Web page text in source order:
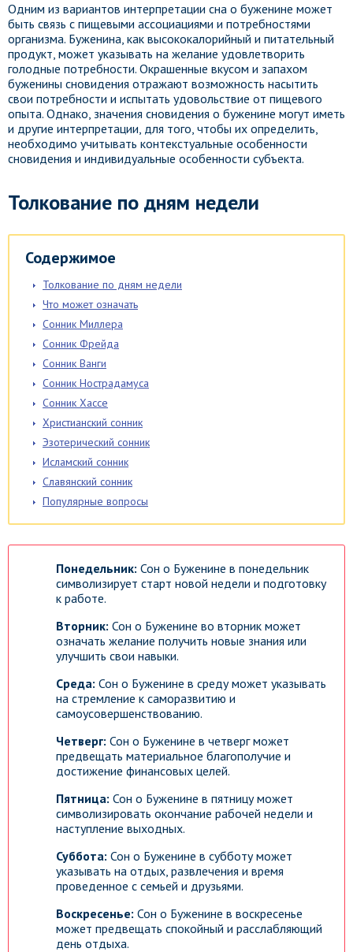
Одним из вариантов интерпретации сна о буженине может
быть связь с пищевыми ассоциациями и потребностями
организма. Буженина, как высококалорийный и питательный
продукт, может указывать на желание удовлетворить
голодные потребности. Окрашенные вкусом и запахом
буженины сновидения отражают возможность насытить
свои потребности и испытать удовольствие от пищевого
опыта. Однако, значения сновидения о буженине могут иметь
и другие интерпретации, для того, чтобы их определить,
необходимо учитывать контекстуальные особенности
сновидения и индивидуальные особенности субъекта.
Толкование по дням недели
Содержимое
Толкование по дням недели
Что может означать
Сонник Миллера
Сонник Фрейда
Сонник Ванги
Сонник Нострадамуса
Сонник Хассе
Христианский сонник
Эзотерический сонник
Исламский сонник
Славянский сонник
Популярные вопросы
Понедельник: Сон о Буженине в понедельник
символизирует старт новой недели и подготовку
к работе.
Вторник: Сон о Буженине во вторник может
означать желание получить новые знания или
улучшить свои навыки.
Среда: Сон о Буженине в среду может указывать
на стремление к саморазвитию и
самоусовершенствованию.
Четверг: Сон о Буженине в четверг может
предвещать материальное благополучие и
достижение финансовых целей.
Пятница: Сон о Буженине в пятницу может
символизировать окончание рабочей недели и
наступление выходных.
Суббота: Сон о Буженине в субботу может
указывать на отдых, развлечения и время
проведенное с семьей и друзьями.
Воскресенье: Сон о Буженине в воскресенье
может предвещать спокойный и расслабляющий
день отдыха.